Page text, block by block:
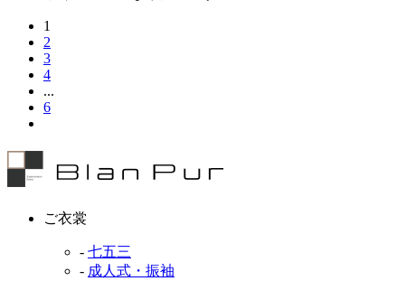
1
2
3
4
...
6
ご衣裳
- 七五三
- 成人式・振袖